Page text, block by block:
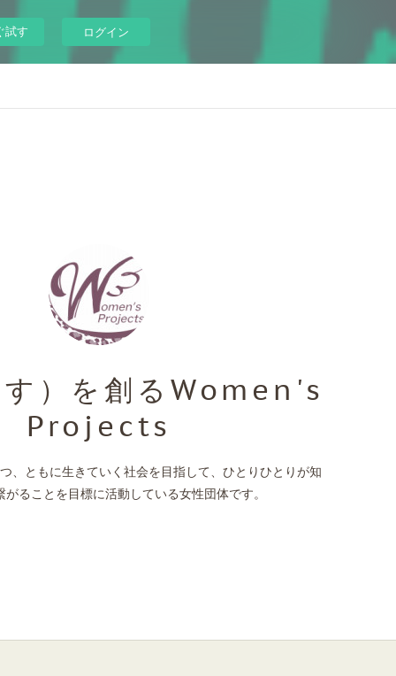
試す ログイン
）を創るWomen's
Projects
、ともに生きていく社会を目指して、ひとりひとりが知
ることを目標に活動している女性団体です。